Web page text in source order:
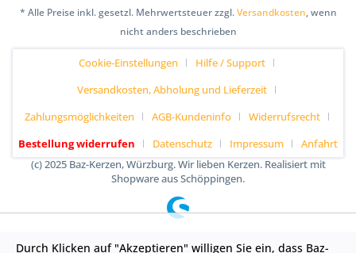
* Alle Preise inkl. gesetzl. Mehrwertsteuer zzgl.Versandkosten, wenn
nicht anders beschrieben
Cookie-Einstellungen
Hilfe / Support
Versandkosten, Abholung und Lieferzeit
Zahlungsmöglichkeiten
AGB-Kundeninfo
Widerrufsrecht
Bestellung widerrufen
Datenschutz Impressum
Anfahrt
(c) 2025 Baz-Kerzen, Würzburg. Wir lieben Kerzen. Realisiert mit
Shopware aus Schöppingen.
Durch Klicken auf "Akzeptieren" willigen Sie ein, dass Baz-